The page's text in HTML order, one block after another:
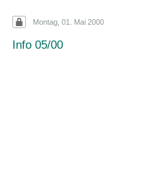
Montag, 01. Mai 2000
Info 05/00